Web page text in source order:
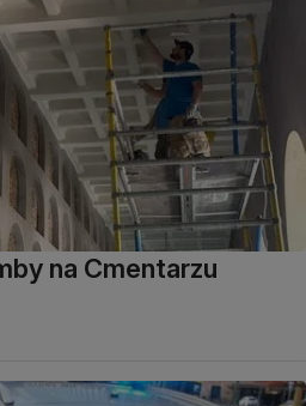
na Cmentarzu